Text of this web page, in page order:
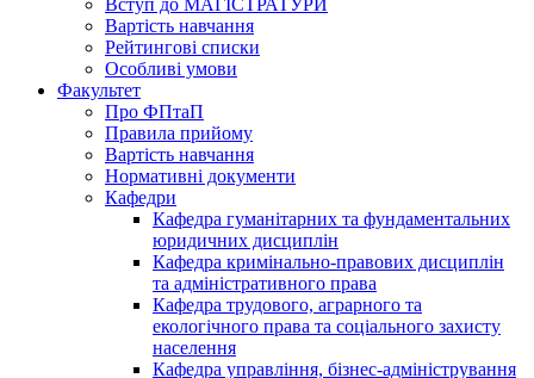
Вступ до МАГІСТРАТУРИ
Вартість навчання
Рейтингові списки
Особливі умови
Факультет
Про ФПтаП
Правила прийому
Вартість навчання
Нормативні документи
Кафедри
Кафедра гуманітарних та фундаментальних
юридичних дисциплін
Кафедра кримінально-правових дисциплін
та адміністративного права
Кафедра трудового, аграрного та
екологічного права та соціального захисту
населення
Кафедра управління, бізнес-адміністрування